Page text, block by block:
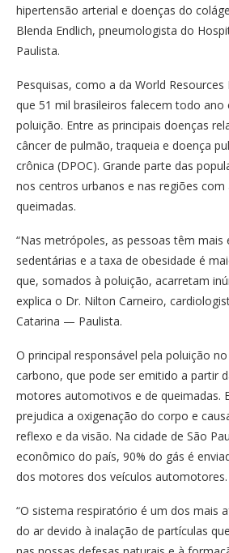
hipertensão arterial e doenças do
Blenda Endlich, pneumologista do
Paulista.
Pesquisas, como a da World
que 51 mil brasileiros falecem todo ano
poluição. Entre as principais doenças
câncer de pulmão, traqueia e doença
crônica (DPOC). Grande parte das
nos centros urbanos e nas regiões com
queimadas.
“Nas metrópoles, as pessoas têm mais
sedentárias e a taxa de obesidade é
que, somados à poluição, acarretam
explica o Dr. Nilton Carneiro,
Catarina — Paulista.
O principal responsável pela poluição
carbono, que pode ser emitido a partir
motores automotivos e de queimadas.
prejudica a oxigenação do corpo e
reflexo e da visão. Na cidade de São
econômico do país, 90% do gás é
dos motores dos veículos automotores.
“O sistema respiratório é um dos mais
do ar devido à inalação de partículas